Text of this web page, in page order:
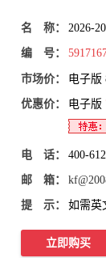
名 称： 2026-
编 号：
市场价： 电子版
优惠价： 电子版
电 话： 400-
邮 箱：
提 示： 如需英
立即购买